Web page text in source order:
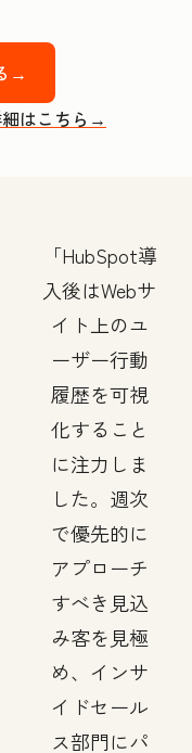
→
はこちら→
HubSpot導
入後はWebサ
イト上のユ
ーザー行動
履歴を可視
化すること
に注力しま
した。週次
で優先的に
アプローチ
すべき見込
み客を見極
め、インサ
イドセール
ス部門にパ